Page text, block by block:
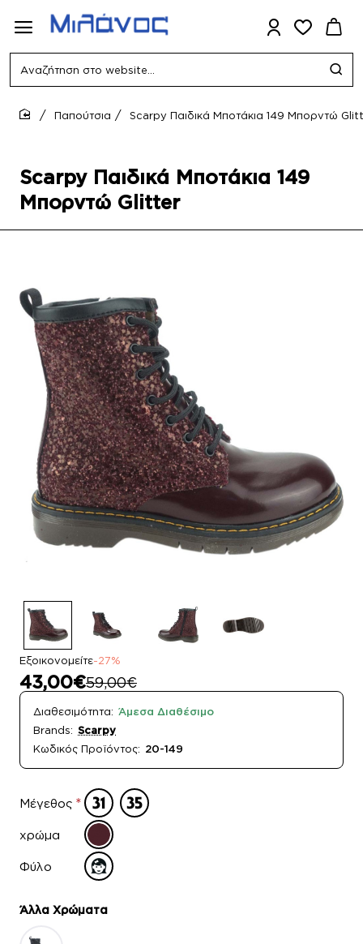
Αναζήτηση
website...
Scarpy Παιδικά Μποτάκια 149
Μπορντώ Glitter
Παπούτσια Scarpy Παιδικά Μποτάκια 149 Μπορντώ
Εξοικονομείτε-27%
43,00€59,00€
Διαθεσιμότητα: Άμεσα Διαθέσιμο
Brands: Scarpy
Κωδικός Προϊόντος: 20-149
Μέγεθος
χρώμα
Φύλο
Άλλα Xρώματα